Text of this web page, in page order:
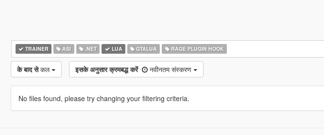
TRAINER ASI .NET LUA GTALUA RAGE PLUGIN HOOK
के बाद से कल इसके अनुसार क्रमबद्ध करें नवीनतम संस्करण
No files found, please try changing your filtering criteria.